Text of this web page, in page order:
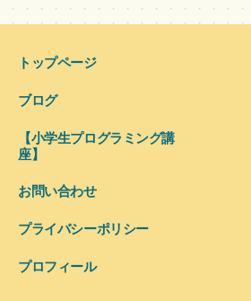
トップページ
ブログ
【小学生プログラミング講
座】
お問い合わせ
プライバシーポリシー
プロフィール